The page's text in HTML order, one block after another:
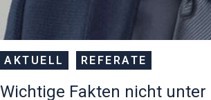
AKTUELL REFERATE
Wichtige Fakten nicht